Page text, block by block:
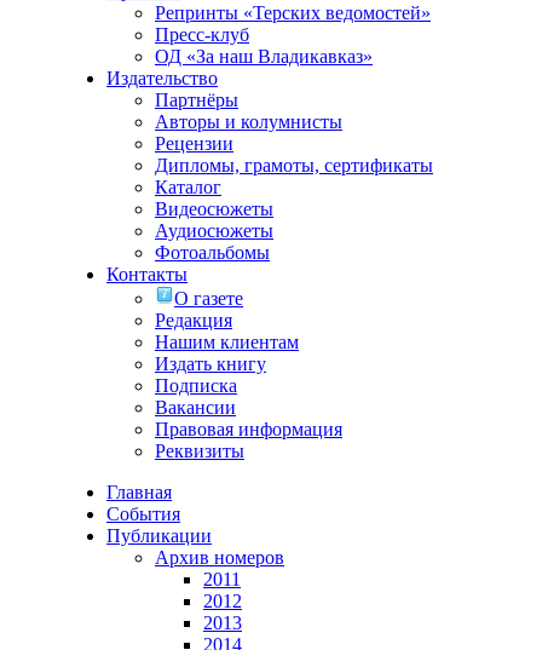
Репринты «Терских ведомостей»
Пресс-клуб
ОД «За наш Владикавказ»
Издательство
Партнёры
Авторы и колумнисты
Рецензии
Дипломы, грамоты, сертификаты
Каталог
Видеосюжеты
Аудиосюжеты
Фотоальбомы
Контакты
О газете
Редакция
Нашим клиентам
Издать книгу
Подписка
Вакансии
Правовая информация
Реквизиты
Главная
События
Публикации
Архив номеров
2011
2012
2013
2014